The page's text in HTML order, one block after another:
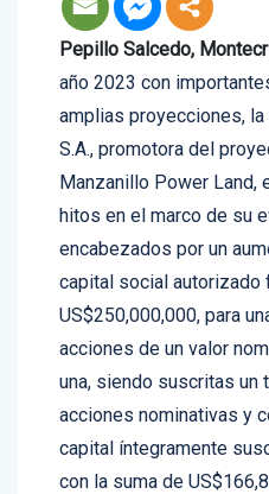
Pepillo Salcedo,
año 2023 con
amplias proyecciones, la
S.A., promotora del
Manzanillo Power Land,
hitos en el marco de su
encabezados por un
capital social autorizado
US$250,000,000, para
acciones de un valor
una, siendo suscritas un
acciones nominativas y
capital íntegramente
con la suma de